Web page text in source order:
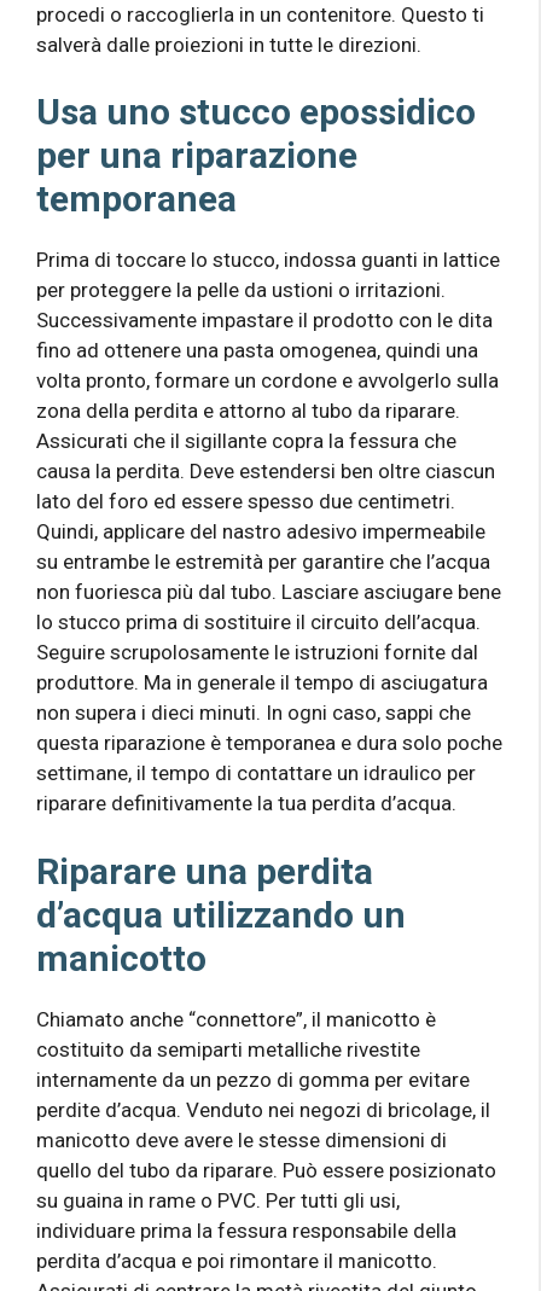
procedi o raccoglierla in un contenitore. Questo ti
salverà dalle proiezioni in tutte le direzioni.
Usa uno stucco epossidico
per una riparazione
temporanea
Prima di toccare lo stucco, indossa guanti in lattice
per proteggere la pelle da ustioni o irritazioni.
Successivamente impastare il prodotto con le dita
fino ad ottenere una pasta omogenea, quindi una
volta pronto, formare un cordone e avvolgerlo sulla
zona della perdita e attorno al tubo da riparare.
Assicurati che il sigillante copra la fessura che
causa la perdita. Deve estendersi ben oltre ciascun
lato del foro ed essere spesso due centimetri.
Quindi, applicare del nastro adesivo impermeabile
su entrambe le estremità per garantire che l’acqua
non fuoriesca più dal tubo. Lasciare asciugare bene
lo stucco prima di sostituire il circuito dell’acqua.
Seguire scrupolosamente le istruzioni fornite dal
produttore. Ma in generale il tempo di asciugatura
non supera i dieci minuti. In ogni caso, sappi che
questa riparazione è temporanea e dura solo poche
settimane, il tempo di contattare un idraulico per
riparare definitivamente la tua perdita d’acqua.
Riparare una perdita
d’acqua utilizzando un
manicotto
Chiamato anche “connettore”, il manicotto è
costituito da semiparti metalliche rivestite
internamente da un pezzo di gomma per evitare
perdite d’acqua. Venduto nei negozi di bricolage, il
manicotto deve avere le stesse dimensioni di
quello del tubo da riparare. Può essere posizionato
su guaina in rame o PVC. Per tutti gli usi,
individuare prima la fessura responsabile della
perdita d’acqua e poi rimontare il manicotto.